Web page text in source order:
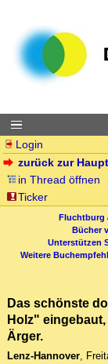
Login
zurück zur
in Thread öffnen
Ticker
Fluchtburg
Bücher
Unterstützen
Weitere
Das schönste
Holz"
Ärger.
Lenz-Hannover,